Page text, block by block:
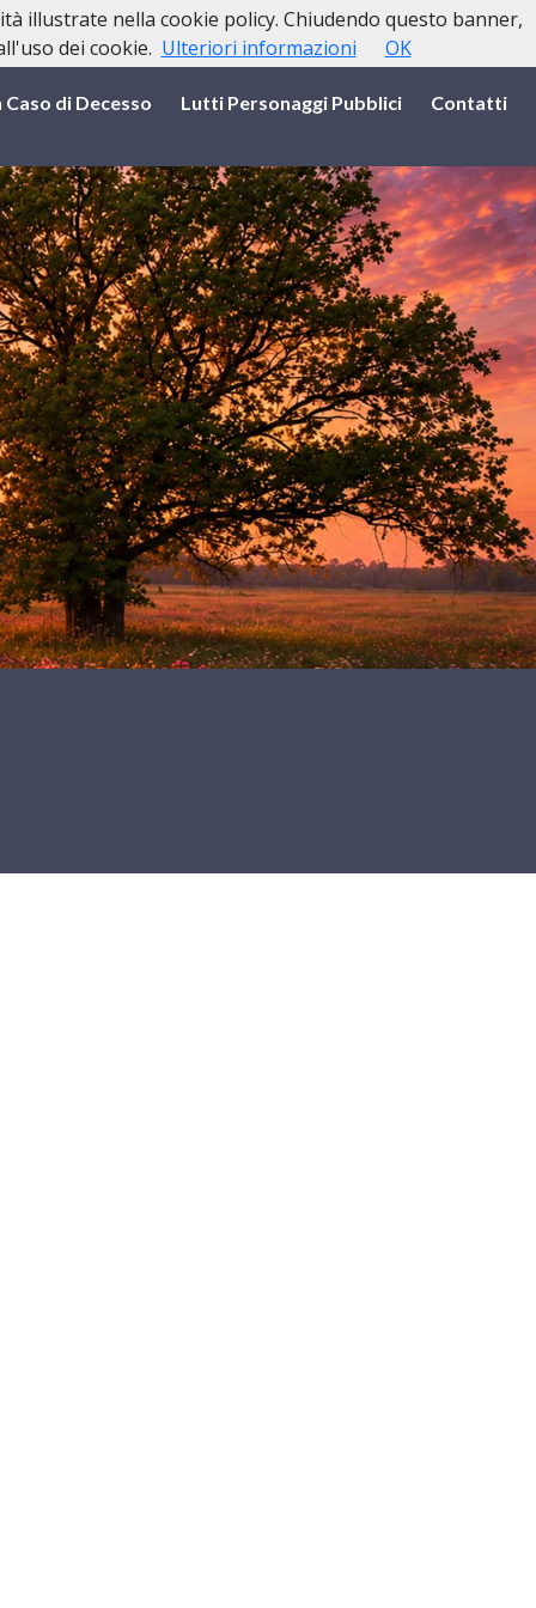
Caso di Decesso Lutti Personaggi Pubblici Contatti
illustrate nella cookie policy. Chiudendo questo banner,
dei cookie. Ulteriori informazioni OK